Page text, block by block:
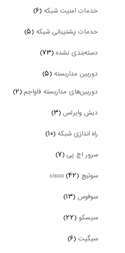
خدمات امنیت شبکه(۶)
خدمات پشتیبانی شبکه(۵)
دسته‌بندی نشده(۷۳)
دوربین‌ مداربسته(۵)
دوربین‌های مداربسته فاواجم(۲)
دیش وایرلس(۳)
راه اندازی شبکه(۱۰)
سرور اچ پی(۷)
سوئیچ cisco (۴۲)
سوفوس(۱۳)
سیسکو(۲۲)
سیگیت(۶)